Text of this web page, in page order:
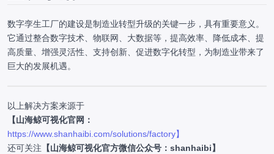
数字孪生工厂的建设是制造业转型升级的关键一步，具有重要意义。
它通过整合数字技术、物联网、大数据等，提高效率、降低成本、提
高质量、增强灵活性、支持创新、促进数字化转型，为制造业带来了
巨大的发展机遇。
以上解决方案来源于
【山海鲸可视化官网：
https://www.shanhaibi.com/solutions/factory】
还可关注 【山海鲸可视化官方微信公众号：shanhaibi】